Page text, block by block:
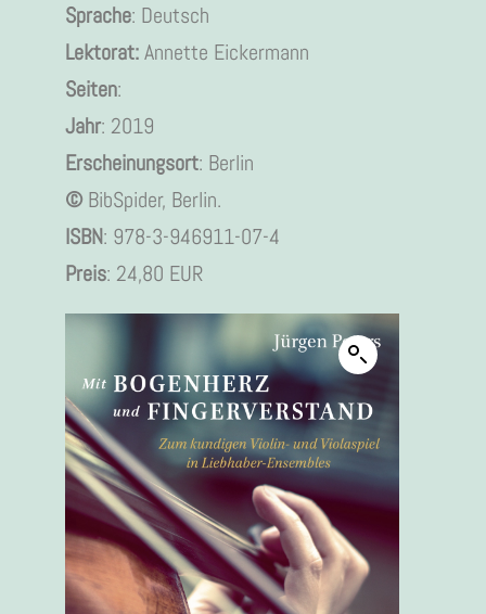
Sprache: Deutsch
Lektorat:Annette Eickermann
Seiten:
Jahr: 2019
Erscheinungsort: Berlin
© BibSpider, Berlin.
ISBN: 978-3-946911-07-4
Preis: 24,80 EUR